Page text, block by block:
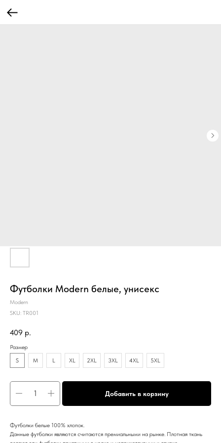
Футболки Modern белые, унисекс
Modern
SKU: TR001
409 р.
Размер
S
M L XL 2XL 3XL 4XL 5XL
Добавить в корзину
Футболки белые 100% хлопок.
Данные футболки являются считаются премиальными на рынке. Плотная ткань